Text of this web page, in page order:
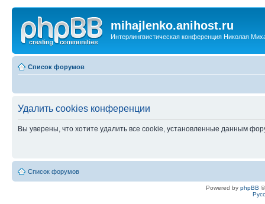
mihajlenko.anihost.ru
Интерлингвистическая конференция Николая
Список форумов
Удалить cookies конференции
Вы уверены, что хотите удалить все cookie, установленные данным
Список форумов
Powered by phpBB